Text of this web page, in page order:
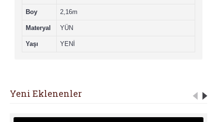
Boy 2,16m
Materyal YÜN
Yaşı YENİ
Yeni Eklenenler